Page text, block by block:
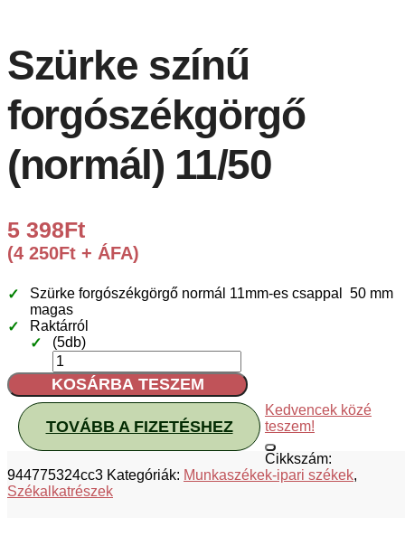
Szürke színű
forgószékgörgő
(normál) 11/50
5 398Ft
(4 250Ft + ÁFA)
Szürke forgószékgörgő normál 11mm-es csappal 50 mm
magas
Raktárról
(5db)
Szürke
színű
forgószékgörgő
(normál)
11/50
mennyiség
KOSÁRBA TESZEM
TOVÁBB A FIZETÉSHEZ
Kedvencek közé
teszem!
Cikkszám:
944775324cc3 Kategóriák: Munkaszékek-ipari székek,
Székalkatrészek